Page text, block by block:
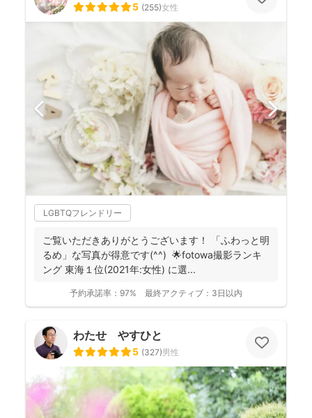
5 (255)女性
LGBTQフレンドリー
ご覧いただきありがとうございます！ 「ふわっと明
るめ」な写真が得意です(^^) 🌟fotowa撮影ランキ
ング 東海１位(2021年:女性) に選...
予約承諾率： 97% 最終アクティブ： 3日以内
わたせ やすひと
5 (327)男性